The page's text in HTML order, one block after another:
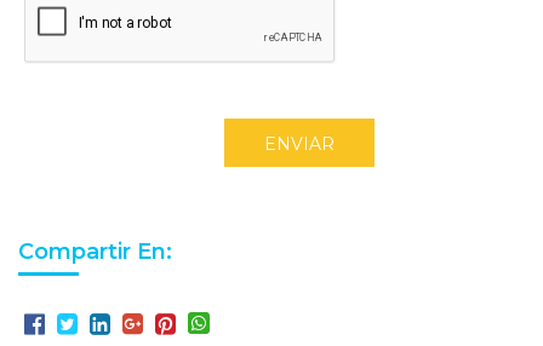
ENVIAR
Compartir En: